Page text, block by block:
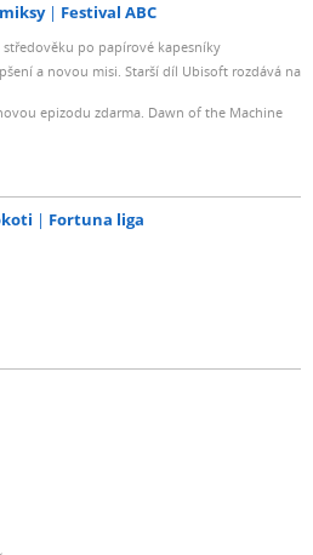
Festival ABC
po papírové kapesníky
a novou misi. Starší díl Ubisoft rozdává na
epizodu zdarma. Dawn of the Machine
Fortuna liga